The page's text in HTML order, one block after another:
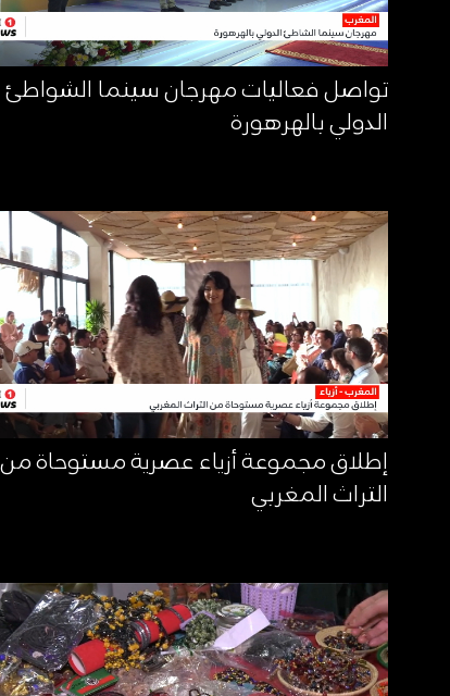
تواصل فعاليات مهرجان سينما الشواطئ
الدولي بالهرهورة
إطلاق مجموعة أزياء عصرية مستوحاة من
التراث المغربي